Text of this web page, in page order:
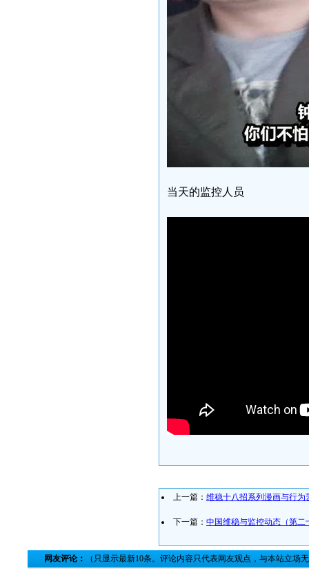
当天的监控人员
上一篇： 维稳十八招系列漫画与行
下一篇： 中国维稳与监控动态（第
网友评论： （只显示最新10条。评论内容只代表网友观点，与本站立场